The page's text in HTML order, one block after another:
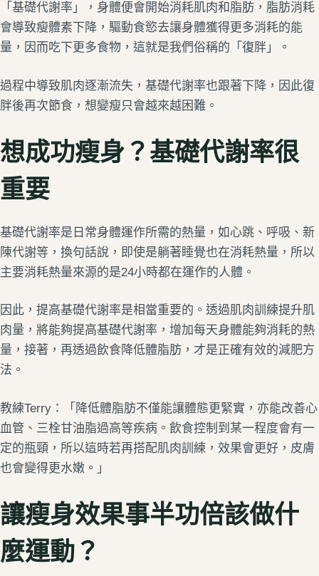
「基礎代謝率」，身體便會開始消耗肌肉和脂肪，脂肪消耗
會導致瘦體素下降，驅動食慾去讓身體獲得更多消耗的能
量，因而吃下更多食物，這就是我們俗稱的「復胖」。
過程中導致肌肉逐漸流失，基礎代謝率也跟著下降，因此復
胖後再次節食，想變瘦只會越來越困難。
想成功瘦身？基礎代謝率很
重要
基礎代謝率是日常身體運作所需的熱量，如心跳、呼吸、新
陳代謝等，換句話說，即使是躺著睡覺也在消耗熱量，所以
主要消耗熱量來源的是24小時都在運作的人體。
因此，提高基礎代謝率是相當重要的。透過肌肉訓練提升肌
肉量，將能夠提高基礎代謝率，增加每天身體能夠消耗的熱
量，接著，再透過飲食降低體脂肪，才是正確有效的減肥方
法。
教練Terry：「降低體脂肪不僅能讓體態更緊實，亦能改善心
血管、三栓甘油脂過高等疾病。飲食控制到某一程度會有一
定的瓶頸，所以這時若再搭配肌肉訓練，效果會更好，皮膚
也會變得更水嫩。」
讓瘦身效果事半功倍該做什
麼運動？